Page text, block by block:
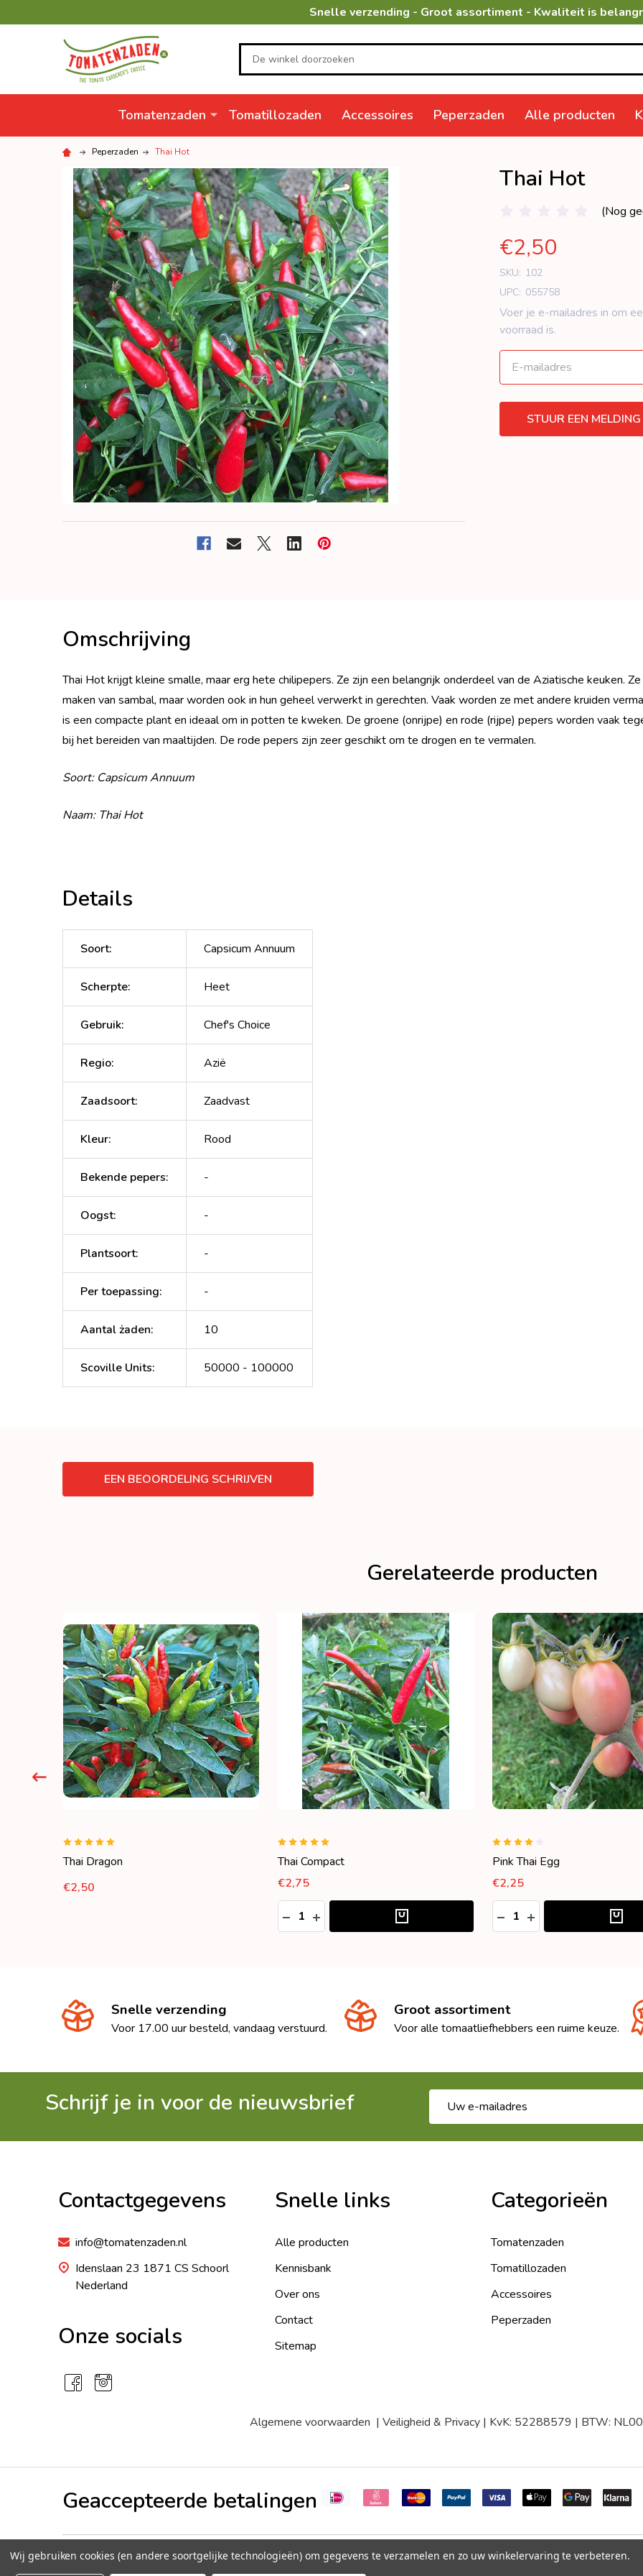
Snelle verzending - Groot assortiment - Kwaliteit is
Zoeken
Tomatenzaden Tomatillozaden Accessoires Peperzaden Alle producten
Peperzaden Thai Hot
Thai Hot
(Nog
€2,50
SKU: 102
UPC: 055758
Voer je e-mailadres in om
voorraad is.
Omschrijving
Thai Hot krijgt kleine smalle, maar erg hete chilipepers. Ze zijn een belangrijk onderdeel van de Aziatische keuken.
maken van sambal, maar worden ook in hun geheel verwerkt in gerechten. Vaak worden ze met andere kruiden
is een compacte plant en ideaal om in potten te kweken. De groene (onrijpe) en rode (rijpe) pepers worden vaak
bij het bereiden van maaltijden. De rode pepers zijn zeer geschikt om te drogen en te vermalen.
Soort: Capsicum Annuum
Naam: Thai Hot
Details
Soort: Capsicum Annuum
Scherpte: Heet
Gebruik: Chef's Choice
Regio: Azië
Zaadsoort: Zaadvast
Kleur: Rood
Bekende pepers: -
Oogst: -
Plantsoort: -
Per toepassing: -
Aantal żaden: 10
Scoville Units: 50000 - 100000
EEN BEOORDELING SCHRIJVEN
Gerelateerde producten
Thai Dragon
€2,50
Thai Compact
€2,75
Aantal:
HOEVEELHEID VERLAGEN VAN UNDEFINED
HOEVEELHEID VERHOGEN VAN UNDEFINED
Pink Thai Egg
€2,25
Aantal:
HOEVEELHEID VERLAGEN
HOEVEELHEID
Snelle verzending
Voor 17.00 uur besteld, vandaag verstuurd.
Groot assortiment
Voor alle tomaatliefhebbers een ruime keuze.
Schrijf je in voor de nieuwsbrief
mailadres
Contactgegevens
info@tomatenzaden.nl
Idenslaan 23 1871 CS Schoorl
Nederland
Onze socials
Snelle links
Alle producten
Kennisbank
Over ons
Contact
Sitemap
Categorieën
Tomatenzaden
Tomatillozaden
Accessoires
Peperzaden
Algemene voorwaarden | Veiligheid & Privacy| KvK: 52288579 | BTW:
Geaccepteerde betalingen
©2026Tomatenzaden
Wij gebruiken cookies (en andere soortgelijke technologieën) om gegevens te verzamelen en zo uw winkelervaring te verbeteren.